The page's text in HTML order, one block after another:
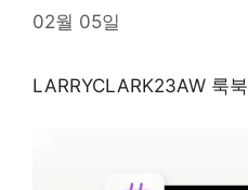
02월 05일
LARRYCLARK23AW 룩북